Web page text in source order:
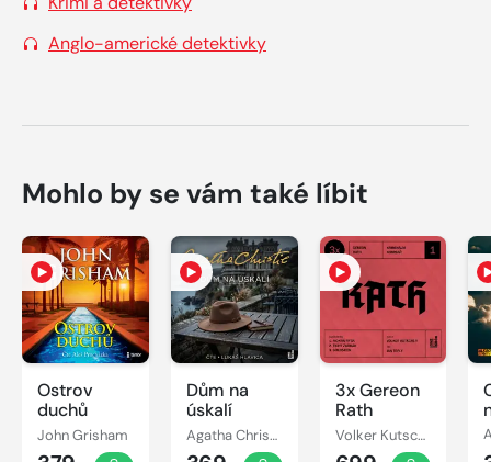
Anglo-americké detektivky
Mohlo by se vám také líbit
Ostrov
duchů
John Grisham
Dům na
úskalí
Agatha Christie
3x Gereon
Rath
Volker Kutscher